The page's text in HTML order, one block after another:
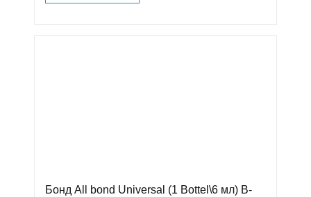
Бонд All bond Universal (1 Bottel\6 мл) B-